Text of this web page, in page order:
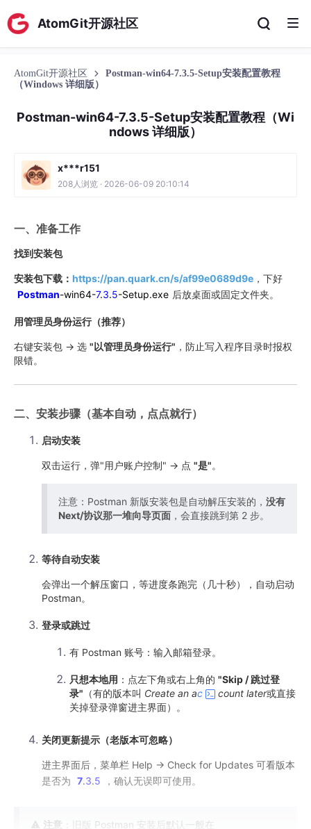
AtomGit开源社区
AtomGit开源社区
Postman-win64-7.3.5-Setup安装配置教程
（Windows 详细版）
Postman-win64-7.3.5-Setup安装配置教程（Wi
ndows 详细版）
x***r151
208人浏览 · 2026-06-09 20:10:14
一、准备工作
找到安装包
安装包下载： https://pan.quark.cn/s/af99e0689d9e ，下好
Postman-win64-7.3.5-Setup.exe 后放桌面或固定文件夹。
用管理员身份运行（推荐）
右键安装包 → 选 "以管理员身份运行" ，防止写入程序目录时报权
限错。
二、安装步骤（基本自动，点点就行）
启动安装
双击运行，弹"用户账户控制" → 点 "是"。
注意：Postman 新版安装包是自动解压安装的， 没有
Next/协议那一堆向导页面 ，会直接跳到第 2 步。
等待自动安装
会弹出一个解压窗口，等进度条跑完（几十秒），自动启动
Postman。
登录或跳过
有 Postman 账号：输入邮箱登录。
只想本地用 ：点左下角或右上角的 "Skip / 跳过登
录" （有的版本叫 Create an ac count later或直接
关掉登录弹窗进主界面）。
关闭更新提示（老版本可忽略）
进主界面后，菜单栏 Help → Check for Updates 可看版本
是否为 7.3.5 ，确认无误即可使用。
⚠️ 注意 ：旧版 Postman 安装后默认一般在